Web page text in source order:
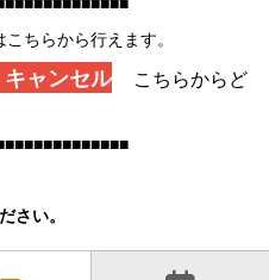
ちらから行えます。
ャンセル
こちらからど
さい。